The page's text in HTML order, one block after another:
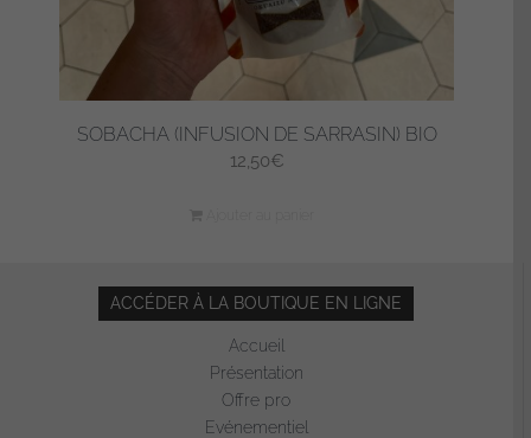
SOBACHA (INFUSION DE SARRASIN) BIO
12,50€
ACCÉDER À LA BOUTIQUE EN LIGNE
Accueil
Présentation
Offre pro
Evénementiel